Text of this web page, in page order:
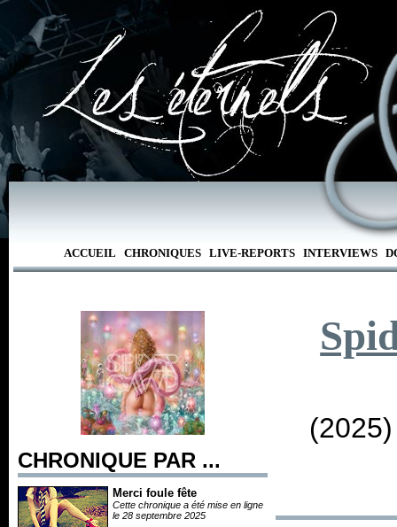
ACCUEIL CHRONIQUES LIVE-REPORTS INTERVIEWS
CHRONIQUE PAR ...
Merci foule fête
Cette chronique a été mise en ligne
le 28 septembre 2025